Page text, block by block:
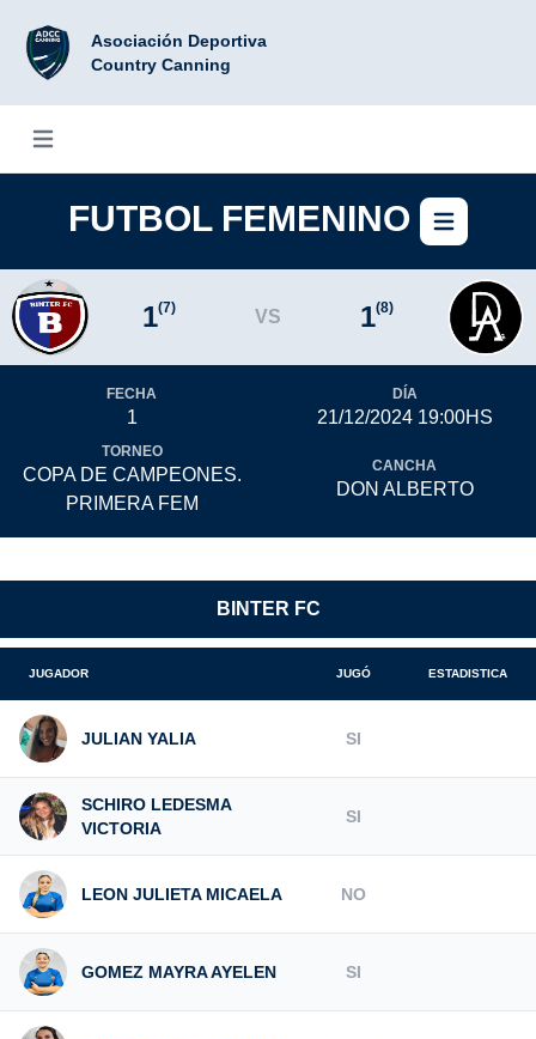
Asociación Deportiva
Country Canning
Abrir menú
FUTBOL FEMENINO Abrir
1(7) VS 1(8)
FECHA
1
DÍA
21/12/2024 19:00HS
TORNEO
COPA DE CAMPEONES.
PRIMERA FEM
CANCHA
DON ALBERTO
BINTER FC
JUGADOR JUGÓ ESTADISTICA
JULIAN YALIA SI
SCHIRO LEDESMA
VICTORIA
SI
LEON JULIETA MICAELA NO
GOMEZ MAYRA AYELEN SI